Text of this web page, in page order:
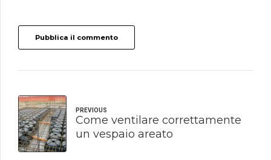
Pubblica il commento
PREVIOUS
Come ventilare correttamente
un vespaio areato